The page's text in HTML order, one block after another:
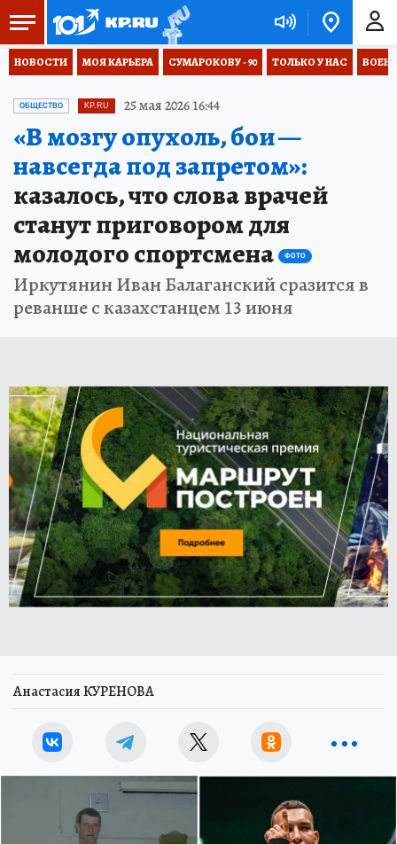
НОВОСТИ МОЯ КАРЬЕРА СУМАРОКОВУ - 90 ТОЛЬКО У НАС
ОБЩЕСТВО KP.RU 25 мая 2026 16:44
«В мозгу опухоль, бои —
навсегда под запретом»:
казалось, что слова врачей
станут приговором для
молодого спортсмена
ФОТО
Иркутянин Иван Балаганский сразится в
реванше с казахстанцем 13 июня
Анастасия КУРЕНОВА